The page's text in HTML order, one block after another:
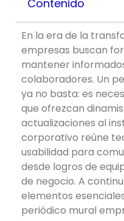
Contenido
En la era de la
empresas buscan
mantener
colaboradores. Un
ya no basta: es
que ofrezcan
actualizaciones al
corporativo reúne
usabilidad para
desde logros de
de negocio. A
elementos
periódico mural